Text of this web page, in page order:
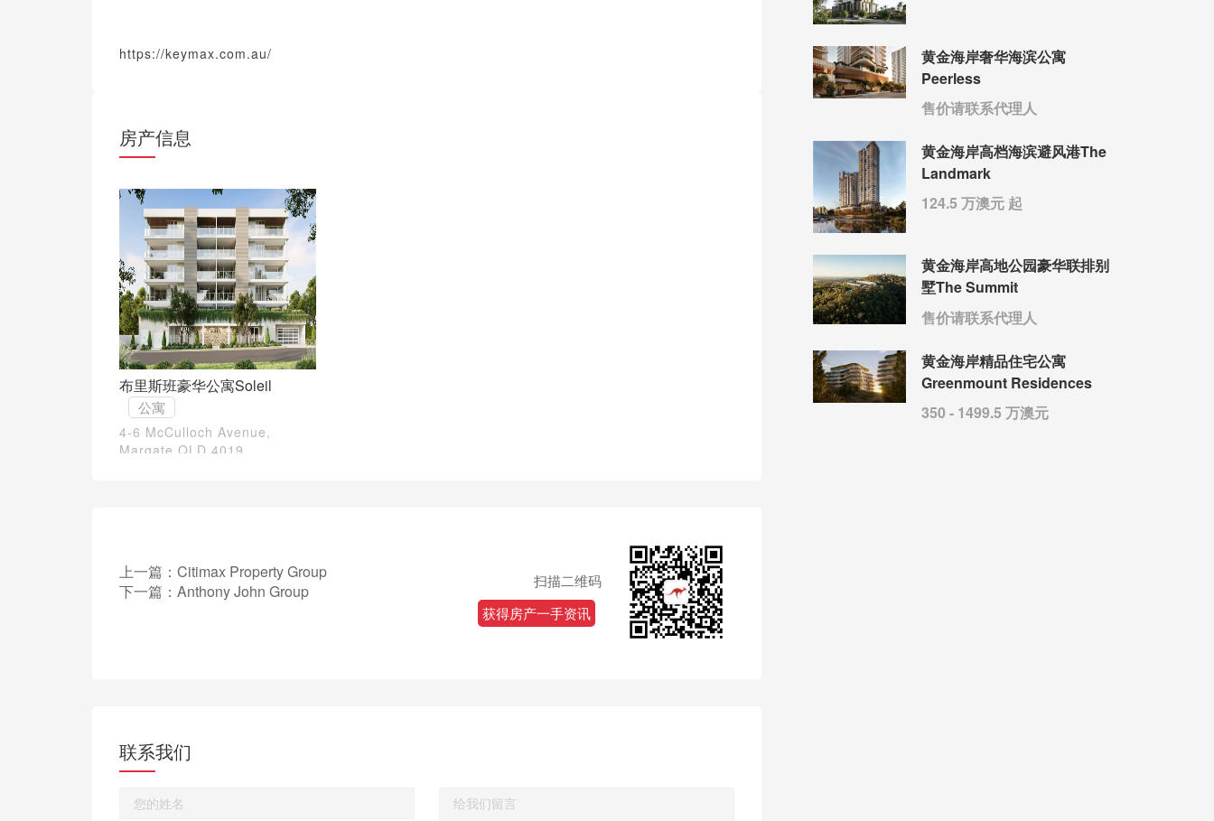
https://keymax.com.au/
房产信息
布里斯班豪华公寓Soleil
公寓
4-6 McCulloch Avenue,
Margate QLD 4019
上一篇： Citimax Property Group
下一篇： Anthony John Group
扫描二维码
获得房产一手资讯
联系我们
黄金海岸奢华海滨公寓
Peerless
售价请联系代理人
黄金海岸高档海滨避风港The
Landmark
124.5 万澳元 起
黄金海岸高地公园豪华联排别
墅The Summit
售价请联系代理人
黄金海岸精品住宅公寓
Greenmount Residences
350 - 1499.5 万澳元